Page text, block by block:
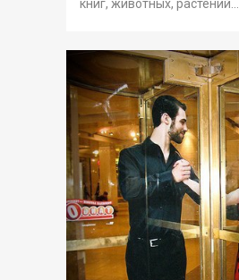
книг, животных, растений...